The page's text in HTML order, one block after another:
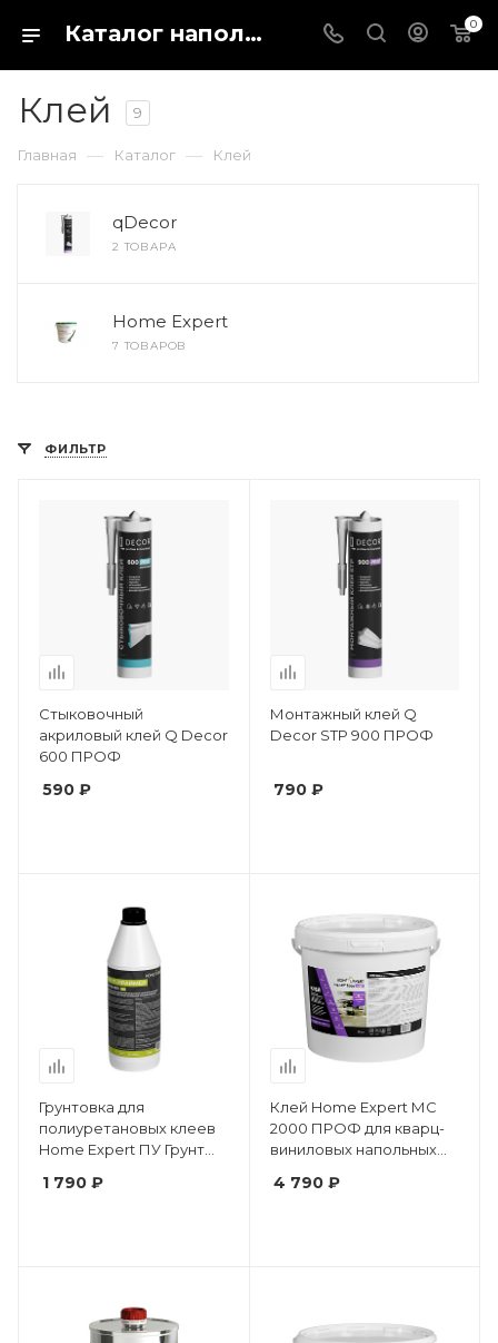
Каталог напольных покрытий в магазине Fargo-shop в городе Каталог отделочных материалов для пола и стен. Купить кварц виниловый ламинат, ПВХ плитку или паркетную доску можно в интернет-магазине Fargo-shop в городе Коломна 0
Клей 9
Главная — Каталог — Клей
qDecor
2 ТОВАРА
Home Expert
7 ТОВАРОВ
ФИЛЬТР
Стыковочный
акриловый клей Q Decor
600 ПРОФ
590 ₽
Монтажный клей Q
Decor STP 900 ПРОФ
790 ₽
Грунтовка для
полиуретановых клеев
Home Expert ПУ Грунт
1 790 ₽
Клей Home Expert МС
2000 ПРОФ для кварц-
виниловых напольных
4 790 ₽